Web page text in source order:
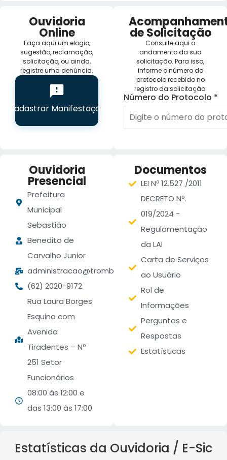
Ouvidoria
Online
Faça aqui um elogio,
sugestão, reclamação,
solicitação, ou ainda,
registre uma denúncia.
Cadastrar Manifestação
de Solicitação
Consulte aqui o
andamento da sua
solicitação. Para isso,
informe o número do
protocolo recebido no
registro da solicitação:
Número do Protocolo *
Ouvidoria
Presencial
Prefeitura
Municipal
Sebastião
Benedito de
Carvalho Junior
administracao@trombas.go.gov.br
(62) 2020-9172
Rua Laura Borges
Esquina com
Avenida
Tiradentes – Nº
251 Setor
Funcionários
08:00 às 12:00 e
das 13:00 às 17:00
Documentos
LEI Nº 12.527 /2011
DECRETO Nº.
019/2024 -
Regulamentação
da LAI
Carta de Serviços
ao Usuário
Rol de
Informações
Perguntas e
Respostas
Estatísticas
Estatísticas da Ouvidoria / E-Sic